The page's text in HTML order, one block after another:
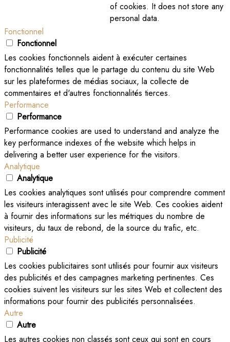
of cookies. It does not store any
personal data.
Fonctionnel
Fonctionnel
Les cookies fonctionnels aident à exécuter certaines
fonctionnalités telles que le partage du contenu du site Web
sur les plateformes de médias sociaux, la collecte de
commentaires et d'autres fonctionnalités tierces.
Performance
Performance
Performance cookies are used to understand and analyze the
key performance indexes of the website which helps in
delivering a better user experience for the visitors.
Analytique
Analytique
Les cookies analytiques sont utilisés pour comprendre comment
les visiteurs interagissent avec le site Web. Ces cookies aident
à fournir des informations sur les métriques du nombre de
visiteurs, du taux de rebond, de la source du trafic, etc.
Publicité
Publicité
Les cookies publicitaires sont utilisés pour fournir aux visiteurs
des publicités et des campagnes marketing pertinentes. Ces
cookies suivent les visiteurs sur les sites Web et collectent des
informations pour fournir des publicités personnalisées.
Autre
Autre
Les autres cookies non classés sont ceux qui sont en cours